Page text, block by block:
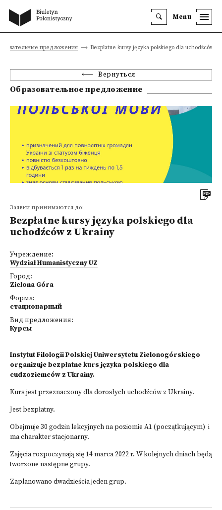
Menu
предложения Bezpłatne kursy języka polskiego dla uchodźców z
Вернуться
Образовательное предложение
Заявки принимаются до:
Bezpłatne kursy języka polskiego dla
uchodźców z Ukrainy
Учреждение:
Wydział Humanistyczny UZ
Город:
Zielona Góra
Форма:
стационарный
Вид предложения:
Курсы
Instytut Filologii Polskiej Uniwersytetu Zielonogórskiego
organizuje bezpłatne kurs języka polskiego dla
cudzoziemców z Ukrainy.
Kurs jest przeznaczony dla dorosłych uchodźców z Ukrainy.
Jest bezpłatny.
Obejmuje 30 godzin lekcyjnych na poziomie A1 (początkującym) i
ma charakter stacjonarny.
Zajęcia rozpoczynają się 14 marca 2022 r. W kolejnych dniach będą
tworzone następne grupy.
Zaplanowano dwadzieścia jeden grup.